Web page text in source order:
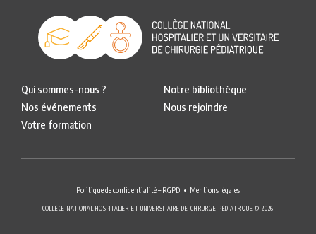
Qui sommes-nous ?
Nos événements
Votre formation
Notre bibliothèque
Nous rejoindre
Politique de confidentialité – RGPD Mentions légales
COLLÈGE NATIONAL HOSPITALIER ET UNIVERSITAIRE DE CHIRURGIE PÉDIATRIQUE © 2026